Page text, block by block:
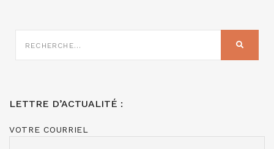
RECHERCHE
SUR
LETTRE D’ACTUALITÉ :
VOTRE COURRIEL